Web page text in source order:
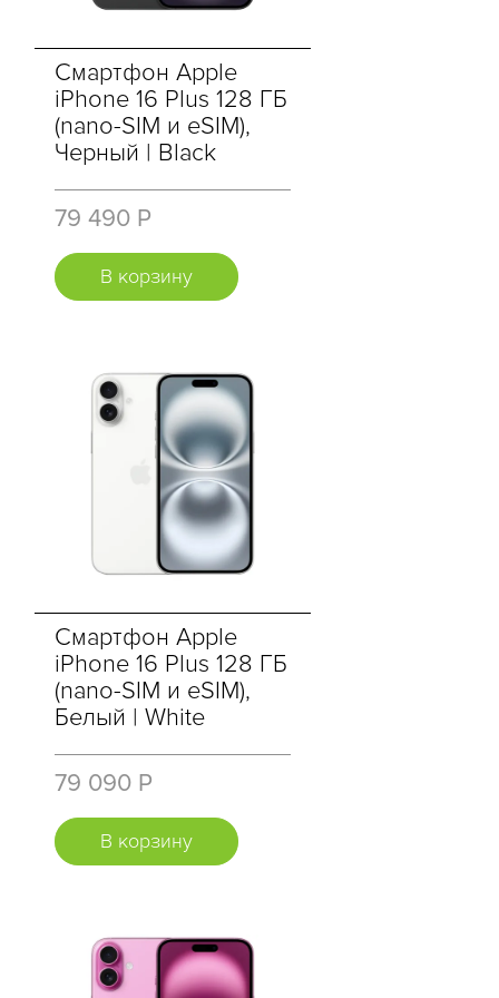
Смартфон Apple
iPhone 16 Plus 128 ГБ
(nano-SIM и eSIM),
Черный | Black
79 490 Р
В корзину
Смартфон Apple
iPhone 16 Plus 128 ГБ
(nano-SIM и eSIM),
Белый | White
79 090 Р
В корзину